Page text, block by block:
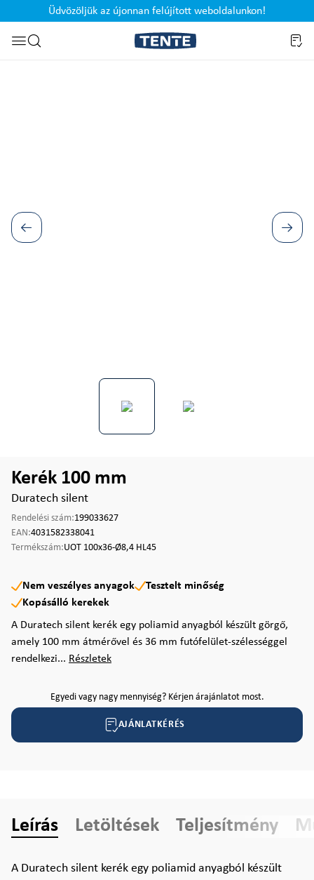
Ugrás a kereséshez
Üdvözöljük az újonnan felújított weboldalunkon!
Kerék 100 mm
Duratech silent
Rendelési szám:199033627
EAN:4031582338041
Termékszám:UOT 100x36-Ø8,4 HL45
Nem veszélyes anyagok
Tesztelt minőség
Kopásálló kerekek
A Duratech silent kerék egy poliamid anyagból készült görgő,
amely 100 mm átmérővel és 36 mm futófelület-szélességgel
rendelkezi... Részletek
Egyedi vagy nagy mennyiség? Kérjen árajánlatot most.
AJÁNLATKÉRÉS
Leírás Letöltések Teljesítmény
A Duratech silent kerék egy poliamid anyagból készült